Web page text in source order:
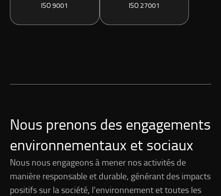
ISO 9001 ISO 27001
Nous prenons des engagements
environnementaux et sociaux
Nous nous engageons à mener nos activités de
manière responsable et durable, générant des impacts
positifs sur la société, l'environnement et toutes les